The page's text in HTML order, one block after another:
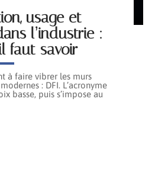
usage et
l’industrie :
faut savoir
à faire vibrer les murs
: DFI. L’acronyme
basse, puis s’impose au